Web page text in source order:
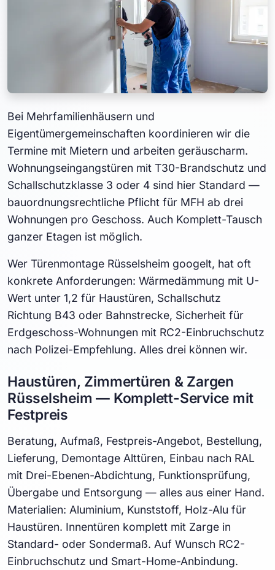
Bei Mehrfamilienhäusern und
Eigentümergemeinschaften koordinieren wir die
Termine mit Mietern und arbeiten geräuscharm.
Wohnungseingangstüren mit T30-Brandschutz und
Schallschutzklasse 3 oder 4 sind hier Standard —
bauordnungsrechtliche Pflicht für MFH ab drei
Wohnungen pro Geschoss. Auch Komplett-Tausch
ganzer Etagen ist möglich.
Wer Türenmontage Rüsselsheim googelt, hat oft
konkrete Anforderungen: Wärmedämmung mit U-
Wert unter 1,2 für Haustüren, Schallschutz
Richtung B43 oder Bahnstrecke, Sicherheit für
Erdgeschoss-Wohnungen mit RC2-Einbruchschutz
nach Polizei-Empfehlung. Alles drei können wir.
Haustüren, Zimmertüren & Zargen
Rüsselsheim — Komplett-Service mit
Festpreis
Beratung, Aufmaß, Festpreis-Angebot, Bestellung,
Lieferung, Demontage Alttüren, Einbau nach RAL
mit Drei-Ebenen-Abdichtung, Funktionsprüfung,
Übergabe und Entsorgung — alles aus einer Hand.
Materialien: Aluminium, Kunststoff, Holz-Alu für
Haustüren. Innentüren komplett mit Zarge in
Standard- oder Sondermaß. Auf Wunsch RC2-
Einbruchschutz und Smart-Home-Anbindung.